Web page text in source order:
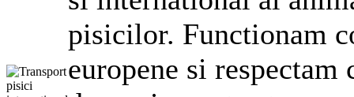
pisicilor. Functionam
europene si